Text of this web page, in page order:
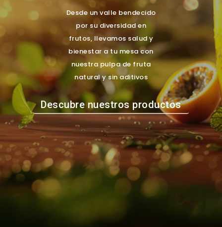
Desde un valle bendecido
por su diversidad en
frutos, llevamos salud y
bienestar a tu mesa con
nuestra pulpa de fruta
natural y sin aditivos
Descubre nuestros productos